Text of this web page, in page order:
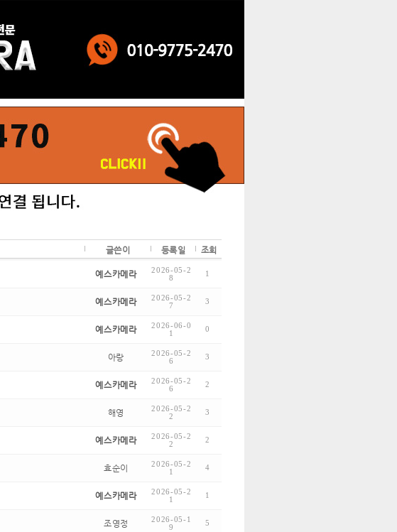
글쓴이 등록일 조회
예스카메라
2026-05-2
8
1
예스카메라
2026-05-2
7
3
예스카메라
2026-06-0
1
0
아랑
2026-05-2
6
3
예스카메라
2026-05-2
6
2
해영
2026-05-2
2
3
예스카메라
2026-05-2
2
2
효순이
2026-05-2
1
4
예스카메라
2026-05-2
1
1
조영정
2026-05-1
9
5